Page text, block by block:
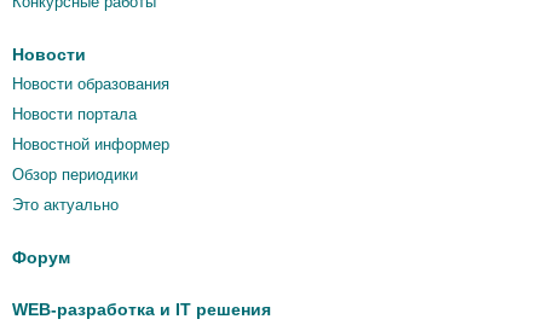
Новости
Новости образования
Новости портала
Новостной информер
Обзор периодики
Это актуально
Форум
WEB-разработка и IT решения